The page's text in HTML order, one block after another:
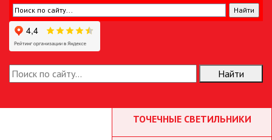
СЕТЕВЫЕ ФИЛЬТРЫ, СИЛОВЫЕ
РАЗЪЕМЫ И УДЛИНИТЕЛИ,
СТАБИЛИЗАТОРЫ НАПРЯЖЕНИЯ
ТОЧЕЧНЫЕ СВЕТИЛЬНИКИ
Найти